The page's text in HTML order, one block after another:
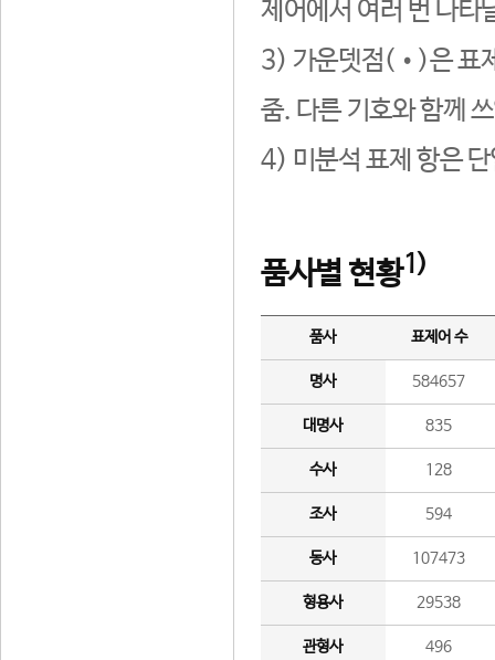
제어에서 여러 번 나타
3) 가운뎃점(•)은 표
줌. 다른 기호와 함께
4) 미분석 표제 항은
품사별 현황1)
품사 표제어 수
명사 584657
대명사 835
수사 128
조사 594
동사 107473
형용사 29538
관형사 496